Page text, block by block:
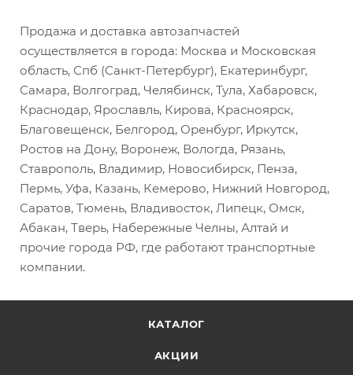
Продажа и доставка автозапчастей
осуществляется в города: Москва и Московская
область, Спб (Санкт-Петербург), Екатеринбург,
Самара, Волгоград, Челябинск, Тула, Хабаровск,
Краснодар, Ярославль, Кирова, Красноярск,
Благовещенск, Белгород, Оренбург, Иркутск,
Ростов на Дону, Воронеж, Вологда, Рязань,
Ставрополь, Владимир, Новосибирск, Пенза,
Пермь, Уфа, Казань, Кемерово, Нижний Новгород,
Саратов, Тюмень, Владивосток, Липецк, Омск,
Абакан, Тверь, Набережные Челны, Алтай и
прочие города РФ, где работают транспортные
компании.
КАТАЛОГ
АКЦИИ